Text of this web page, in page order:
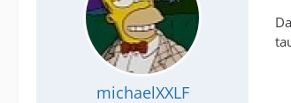
michaelXXLF